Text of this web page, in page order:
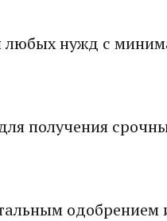
любых нужд с
получения